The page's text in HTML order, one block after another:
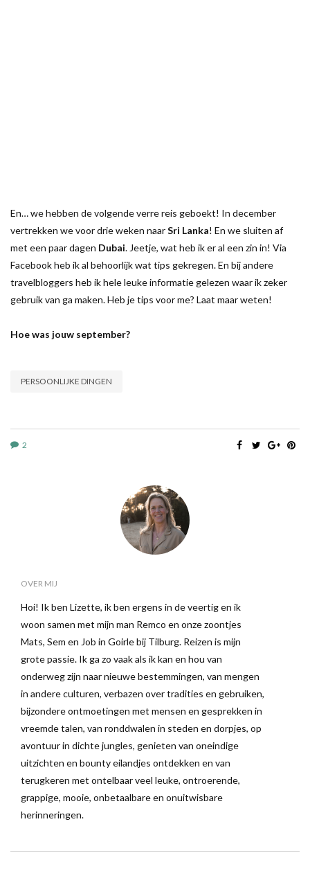
En… we hebben de volgende verre reis geboekt! In december
vertrekken we voor drie weken naarSri Lanka! En we sluiten af
met een paar dagen Dubai. Jeetje, wat heb ik er al een zin in! Via
Facebook heb ik al behoorlijk wat tips gekregen. En bij andere
travelbloggers heb ik hele leuke informatie gelezen waar ik zeker
gebruik van ga maken. Heb je tips voor me? Laat maar weten!
Hoe was jouw september?
PERSOONLIJKE DINGEN
2
OVER MIJ
Hoi! Ik ben Lizette, ik ben ergens in de veertig en ik
woon samen met mijn man Remco en onze zoontjes
Mats, Sem en Job in Goirle bij Tilburg. Reizen is mijn
grote passie. Ik ga zo vaak als ik kan en hou van
onderweg zijn naar nieuwe bestemmingen, van mengen
in andere culturen, verbazen over tradities en gebruiken,
bijzondere ontmoetingen met mensen en gesprekken in
vreemde talen, van ronddwalen in steden en dorpjes, op
avontuur in dichte jungles, genieten van oneindige
uitzichten en bounty eilandjes ontdekken en van
terugkeren met ontelbaar veel leuke, ontroerende,
grappige, mooie, onbetaalbare en onuitwisbare
herinneringen.